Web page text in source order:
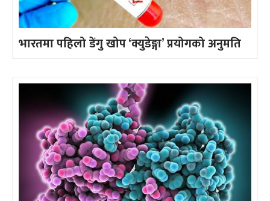
भारतमा पहिलो डेंगु खोप ‘क्युडेङ्गा’ प्रयोगको अनुमति